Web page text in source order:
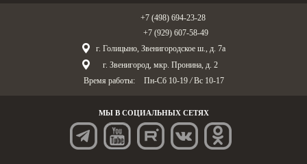
+7 (498) 694-23-28
+7 (929) 607-58-49
г. Голицыно, Звенигородское ш., д. 7а
г. Звенигород, мкр. Пронина, д. 2
Время работы:
Пн-Сб 10-19 / Вс 10-17
МЫ В СОЦИАЛЬНЫХ СЕТЯХ